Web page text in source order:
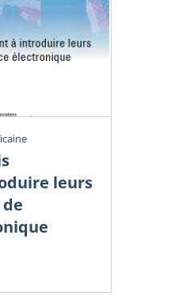
leurs